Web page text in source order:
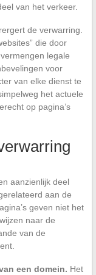
van het verkeer.
de verwarring.
die door
legale
voor
van elke dienst te
het actuele
op pagina’s
aanzienlijk deel
aan de
geven niet het
naar de
van de
een domein. Het